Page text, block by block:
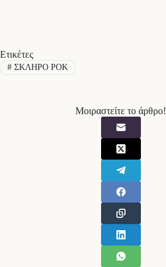
Ετικέτες
#ΣΚΛΗΡΟ ΡΟΚ
Μοιραστείτε το άρθρο!